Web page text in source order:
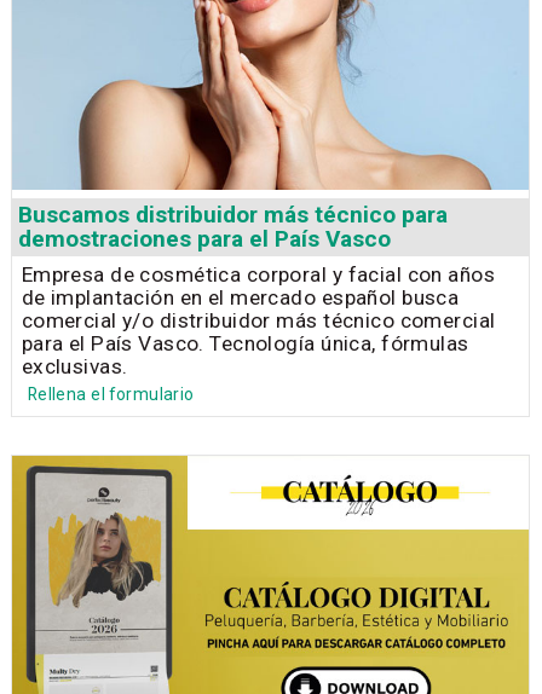
Buscamos distribuidor más técnico para
demostraciones para el País Vasco
Empresa de cosmética corporal y facial con años
de implantación en el mercado español busca
comercial y/o distribuidor más técnico comercial
para el País Vasco. Tecnología única, fórmulas
exclusivas.
Rellena el formulario